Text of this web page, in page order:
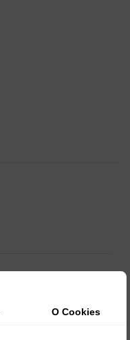
O Cookies